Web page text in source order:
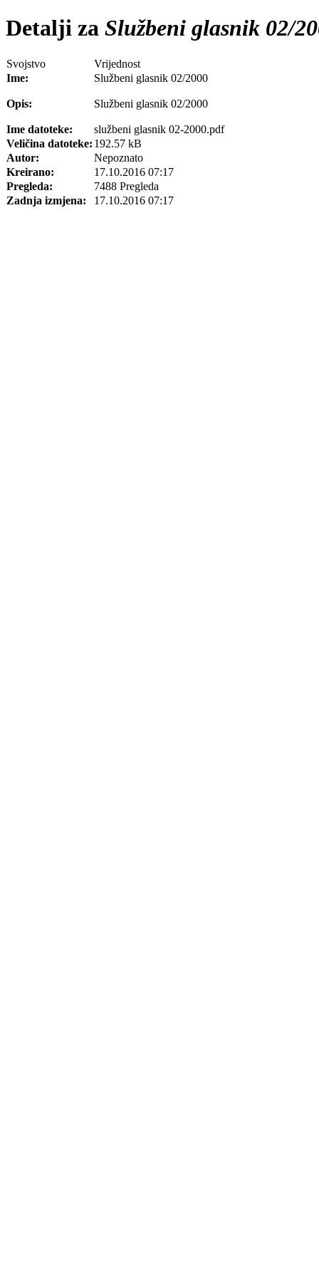
Detalji za Službeni glasnik 02/
Svojstvo
Vrijednost
Ime:
Službeni glasnik 02/2000
Opis: Službeni glasnik 02/2000
Ime datoteke:
službeni glasnik 02-2000.pdf
Veličina datoteke: 192.57 kB
Autor:
Nepoznato
Kreirano:
17.10.2016 07:17
Pregleda:
7488 Pregleda
Zadnja izmjena:
17.10.2016 07:17